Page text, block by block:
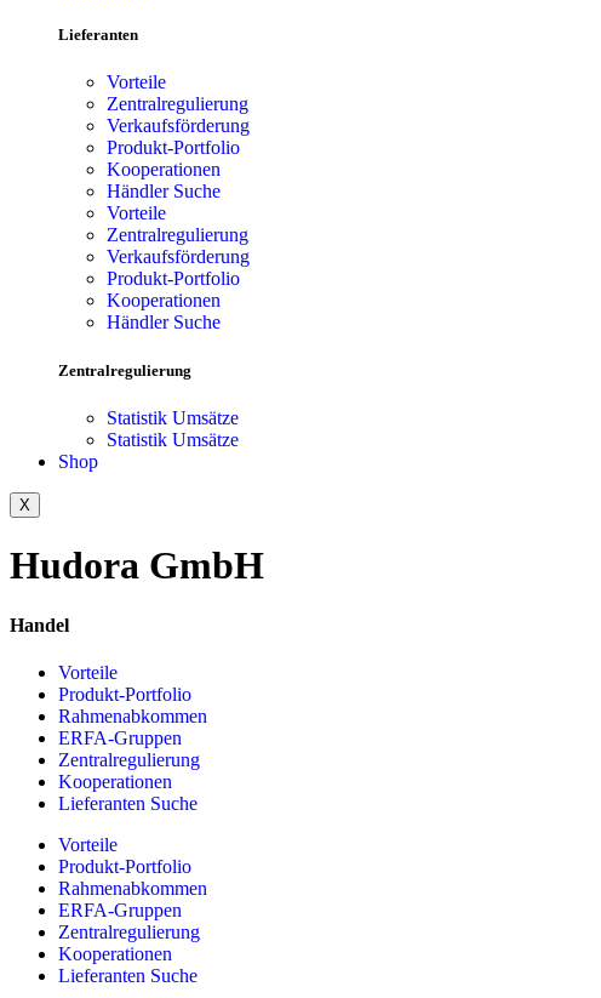
Lieferanten
Vorteile
Zentralregulierung
Verkaufsförderung
Produkt-Portfolio
Kooperationen
Händler Suche
Vorteile
Zentralregulierung
Verkaufsförderung
Produkt-Portfolio
Kooperationen
Händler Suche
Zentralregulierung
Statistik Umsätze
Statistik Umsätze
Shop
X
Hudora GmbH
Handel
Vorteile
Produkt-Portfolio
Rahmenabkommen
ERFA-Gruppen
Zentralregulierung
Kooperationen
Lieferanten Suche
Vorteile
Produkt-Portfolio
Rahmenabkommen
ERFA-Gruppen
Zentralregulierung
Kooperationen
Lieferanten Suche